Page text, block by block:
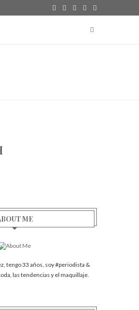
ME
tengo 33 años, soy #periodista &
las tendencias y el maquillaje.